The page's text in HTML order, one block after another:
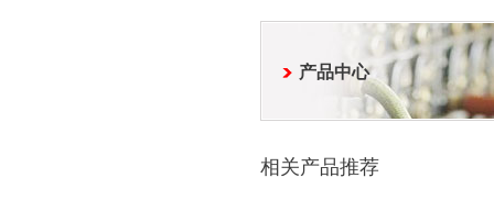
产品中心
相关产品推荐